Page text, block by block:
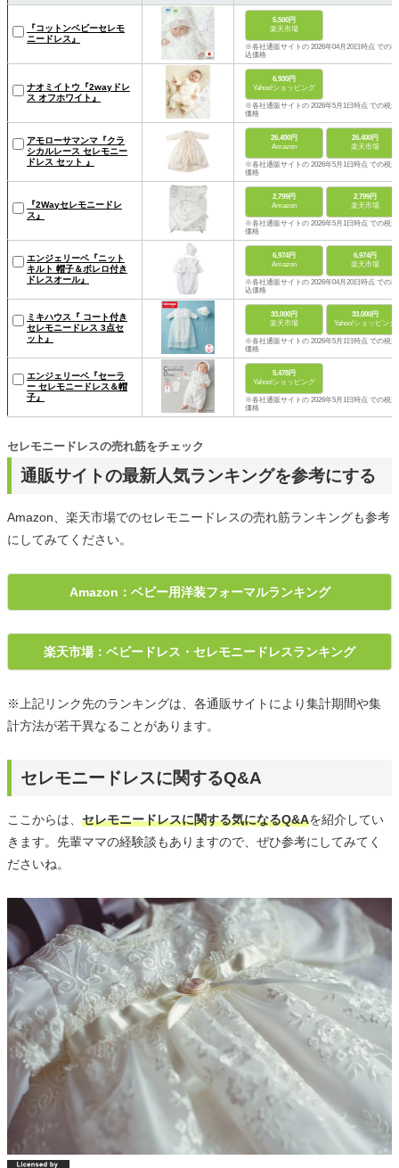
『コットンベビーセレモ
ニードレス』
5,500円
楽天市場
※各社通販サイトの 2026年04月20日時点 での税
込価格
ナオミイトウ『2wayドレ
ス オフホワイト』
6,930円
Yahoo!ショッピング
※各社通販サイトの 2026年5月1日時点 での税込
価格
アモローサマンマ『クラ
シカルレース セレモニー
ドレス セット 』
26,400円
Amazon
26,400円
楽天市場
※各社通販サイトの 2026年5月1日時点 での税込
価格
『2Wayセレモニードレ
ス』
2,799円
Amazon
2,799円
楽天市場
※各社通販サイトの 2026年5月1日時点 での税込
価格
エンジェリーベ『ニット
キルト 帽子＆ボレロ付き
ドレスオール』
6,974円
Amazon
6,974円
楽天市場
※各社通販サイトの 2026年04月20日時点 での税
込価格
ミキハウス『 コート付き
セレモニードレス 3点セ
ット』
33,000円
楽天市場
33,000円
Yahoo!ショッピング
※各社通販サイトの 2026年5月1日時点 での税込
価格
エンジェリーベ『セーラ
ー セレモニードレス＆帽
子』
5,478円
Yahoo!ショッピング
※各社通販サイトの 2026年5月1日時点 での税込
価格
通販サイトの最新人気ランキングを参考にする
セレモニードレスの売れ筋をチェック
Amazon、楽天市場でのセレモニードレスの売れ筋ランキングも参考
にしてみてください。
Amazon：ベビー用洋装フォーマルランキング
楽天市場：ベビードレス・セレモニードレスランキング
※上記リンク先のランキングは、各通販サイトにより集計期間や集
計方法が若干異なることがあります。
セレモニードレスに関するQ&A
ここからは、 セレモニードレスに関する気になるQ&Aを紹介してい
きます。先輩ママの経験談もありますので、ぜひ参考にしてみてく
ださいね。